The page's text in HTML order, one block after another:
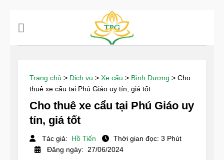
Trang chủ > Dịch vụ > Xe cẩu > Bình Dương > Cho
thuê xe cẩu tại Phú Giáo uy tín, giá tốt
Cho thuê xe cẩu tại Phú Giáo uy
tín, giá tốt
Tác giả: Hồ Tiến
Thời gian đọc: 3 Phút
Đăng ngày: 27/06/2024